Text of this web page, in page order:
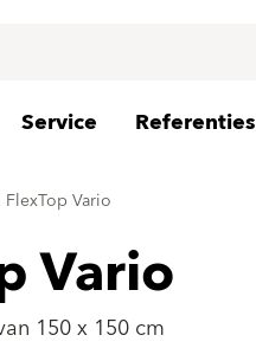
Service Referenties
Vario
Vario
150 x 150 cm